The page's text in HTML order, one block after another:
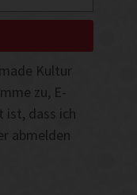
Kultur
zu, E-
ist, dass ich
abmelden